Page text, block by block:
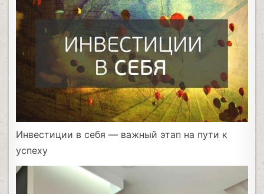
Инвестиции в себя — важный этап на пути к
успеху